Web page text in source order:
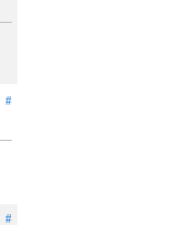
#
#